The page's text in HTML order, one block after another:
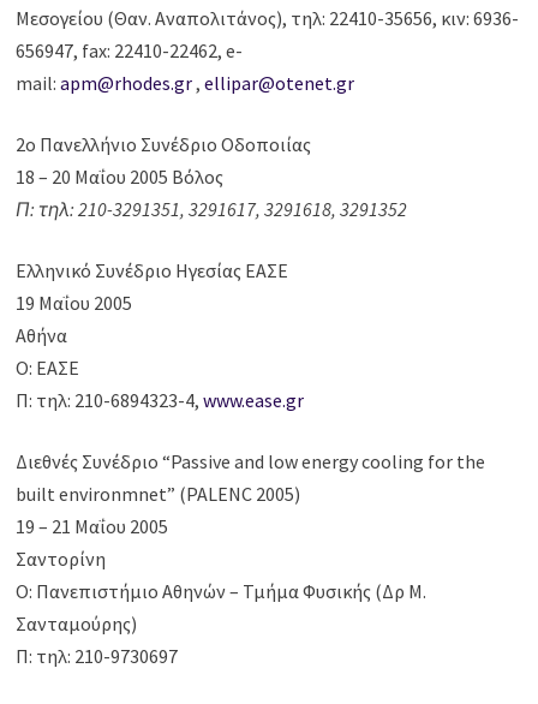
Μεσογείου (Θαν. Αναπολιτάνος), τηλ: 22410-35656, κιν: 6936-
656947, fax: 22410-22462, e-
mail:apm@rhodes.gr,ellipar@otenet.gr
2ο Πανελλήνιο Συνέδριο Οδοποιίας
18 – 20 Μαΐου 2005 Βόλος
Π: τηλ: 210-3291351, 3291617, 3291618, 3291352
Ελληνικό Συνέδριο Ηγεσίας ΕΑΣΕ
19 Μαΐου 2005
Αθήνα
Ο: ΕΑΣΕ
Π: τηλ: 210-6894323-4,www.ease.gr
Διεθνές Συνέδριο “Passive and low energy cooling for the
built environmnet” (PALENC 2005)
19 – 21 Μαΐου 2005
Σαντορίνη
Ο: Πανεπιστήμιο Αθηνών – Τμήμα Φυσικής (Δρ Μ.
Σανταμούρης)
Π: τηλ: 210-9730697